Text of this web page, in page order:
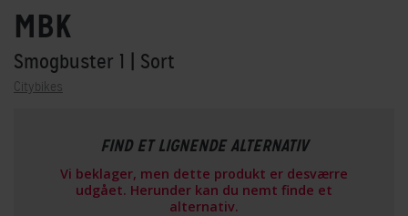
MBK
Smogbuster 1 | Sort
Citybikes
FIND ET LIGNENDE ALTERNATIV
Vi beklager, men dette produkt er desværre
udgået. Herunder kan du nemt finde et
alternativ.